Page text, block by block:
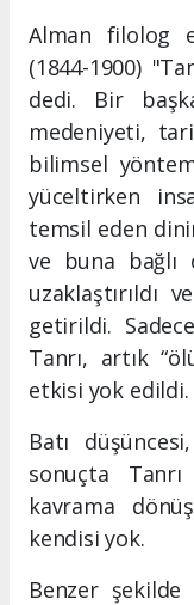
Alman filolog
(1844-1900)
dedi. Bir
medeniyeti,
bilimsel
yüceltirken
temsil eden
ve buna bağlı
uzaklaştırıldı
getirildi.
Tanrı, artık
etkisi yok edildi.
Batı
sonuçta
kavrama
kendisi yok.
Benzer şekilde